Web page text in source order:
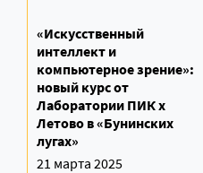
«Искусственный
интеллект и
компьютерное зрение»:
новый курс от
Лаборатории ПИК х
Летово в «Бунинских
лугах»
21 марта 2025